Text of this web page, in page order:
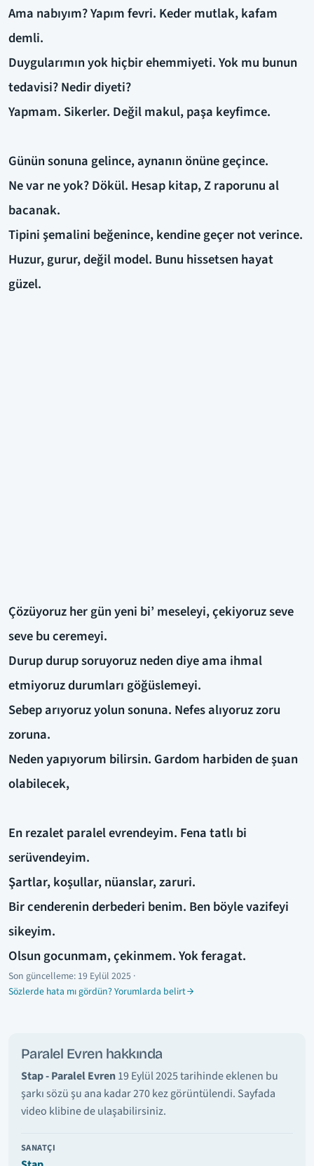
Ama nabıyım? Yapım fevri. Keder mutlak, kafam
demli.
Duygularımın yok hiçbir ehemmiyeti. Yok mu bunun
tedavisi? Nedir diyeti?
Yapmam. Sikerler. Değil makul, paşa keyfimce.
Günün sonuna gelince, aynanın önüne geçince.
Ne var ne yok? Dökül. Hesap kitap, Z raporunu al
bacanak.
Tipini şemalini beğenince, kendine geçer not verince.
Huzur, gurur, değil model. Bunu hissetsen hayat
güzel.
Çözüyoruz her gün yeni bi’ meseleyi, çekiyoruz seve
seve bu ceremeyi.
Durup durup soruyoruz neden diye ama ihmal
etmiyoruz durumları göğüslemeyi.
Sebep arıyoruz yolun sonuna. Nefes alıyoruz zoru
zoruna.
Neden yapıyorum bilirsin. Gardom harbiden de şuan
olabilecek,
En rezalet paralel evrendeyim. Fena tatlı bi
serüvendeyim.
Şartlar, koşullar, nüanslar, zaruri.
Bir cenderenin derbederi benim. Ben böyle vazifeyi
sikeyim.
Olsun gocunmam, çekinmem. Yok feragat.
Son güncelleme: 19 Eylül 2025 ·
Sözlerde hata mı gördün? Yorumlarda belirt
Paralel Evren hakkında
Stap - Paralel Evren19 Eylül 2025 tarihinde eklenen bu
şarkı sözü şu ana kadar 270 kez görüntülendi. Sayfada
video klibine de ulaşabilirsiniz.
SANATÇI